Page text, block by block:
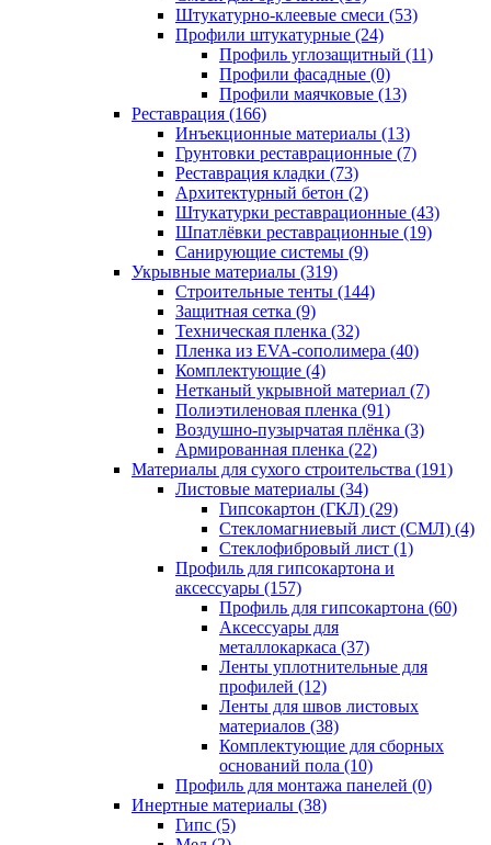
Штукатурно-клеевые смеси (53)
Профили штукатурные (24)
Профиль углозащитный (11)
Профили фасадные (0)
Профили маячковые (13)
Реставрация (166)
Инъекционные материалы (13)
Грунтовки реставрационные (7)
Реставрация кладки (73)
Архитектурный бетон (2)
Штукатурки реставрационные (43)
Шпатлёвки реставрационные (19)
Санирующие системы (9)
Укрывные материалы (319)
Строительные тенты (144)
Защитная сетка (9)
Техническая пленка (32)
Пленка из EVA-сополимера (40)
Комплектующие (4)
Нетканый укрывной материал (7)
Полиэтиленовая пленка (91)
Воздушно-пузырчатая плёнка (3)
Армированная пленка (22)
Материалы для сухого строительства (191)
Листовые материалы (34)
Гипсокартон (ГКЛ) (29)
Стекломагниевый лист (СМЛ) (4)
Cтеклофибровый лист (1)
Профиль для гипсокартона и
аксессуары (157)
Профиль для гипсокартона (60)
Аксессуары для
металлокаркаса (37)
Ленты уплотнительные для
профилей (12)
Ленты для швов листовых
материалов (38)
Комплектующие для сборных
оснований пола (10)
Профиль для монтажа панелей (0)
Инертные материалы (38)
Гипс (5)